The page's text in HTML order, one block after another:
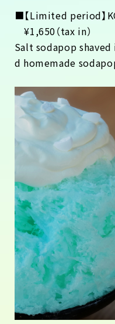
■【Limited period】
¥1,650（tax in）
Salt sodapop
d homemade